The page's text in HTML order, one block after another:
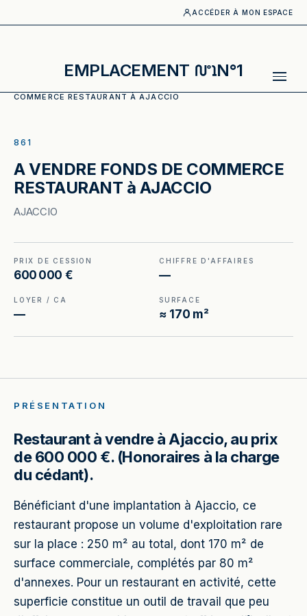
ACCÉDER À MON ESPACE
EMPLACEMENT N°1
COMMERCE RESTAURANT À AJACCIO
861
A VENDRE FONDS DE COMMERCE
RESTAURANT à AJACCIO
AJACCIO
PRIX DE CESSION
600 000 €
CHIFFRE D'AFFAIRES
—
LOYER / CA
—
SURFACE
≈ 170 m²
PRÉSENTATION
Restaurant à vendre à Ajaccio, au prix
de 600 000 €. (Honoraires à la charge
du cédant).
Bénéficiant d'une implantation à Ajaccio, ce
restaurant propose un volume d'exploitation rare
sur la place : 250 m² au total, dont 170 m² de
surface commerciale, complétés par 80 m²
d'annexes. Pour un restaurant en activité, cette
superficie constitue un outil de travail que peu